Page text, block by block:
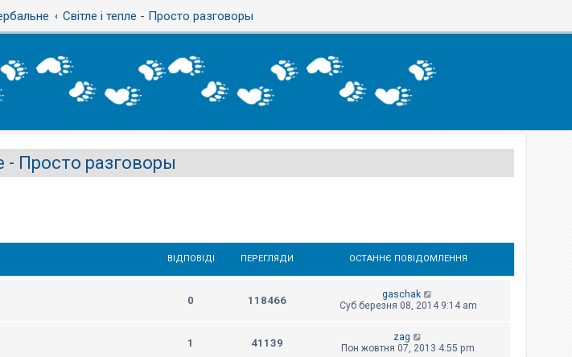
Світле і тепле - Просто разговоры
- Просто разговоры
ВІДПОВІДІ ПЕРЕГЛЯДИ ОСТАННЄ ПОВІДОМЛЕННЯ
0 118466
gaschak
Суб березня 08, 2014 9:14 am
1 41139
zag
Пон жовтня 07, 2013 4:55 pm